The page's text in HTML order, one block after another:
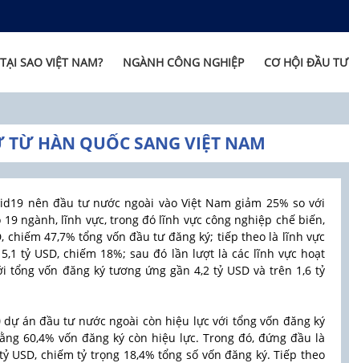
CƠ HỘI ĐẦU TƯ
NGÀNH CÔNG NGHIỆP
TẠI SAO VIỆT NAM?
HÀN QUỐC SANG VIỆT NAM
nên đầu tư nước ngoài vào Việt Nam giảm 25% so với
ngành, lĩnh vực, trong đó lĩnh vực công nghiệp chế biến,
47,7% tổng vốn đầu tư đăng ký; tiếp theo là lĩnh vực
tỷ USD, chiếm 18%; sau đó lần lượt là các lĩnh vực hoạt
vốn đăng ký tương ứng gần 4,2 tỷ USD và trên 1,6 tỷ
án đầu tư nước ngoài còn hiệu lực với tổng vốn đăng ký
60,4% vốn đăng ký còn hiệu lực. Trong đó, đứng đầu là
chiếm tỷ trọng 18,4% tổng số vốn đăng ký. Tiếp theo